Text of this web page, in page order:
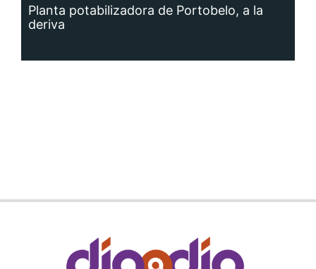
Planta potabilizadora de Portobelo, a la
deriva